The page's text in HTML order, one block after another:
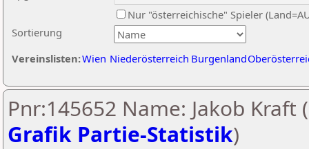
Sortierung
Nur "österreichische" Spieler
Vereinslisten:Wien Niederösterreich Burgenland
Pnr:145652 Name: Jakob Kraft (
Grafik Partie-Statistik)